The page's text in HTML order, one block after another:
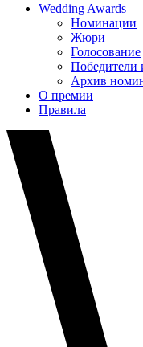
Wedding Awards
Номинации
Жюри
Голосование
Победители
Архив
О премии
Правила